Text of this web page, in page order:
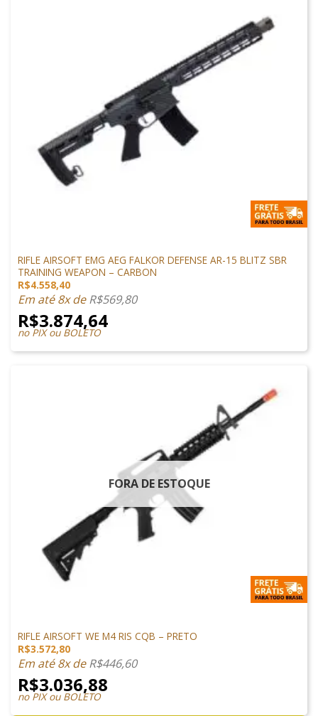
RIFLE AIRSOFT EMG AEG FALKOR DEFENSE AR-15 BLITZ SBR
TRAINING WEAPON – CARBON
R$4.558,40
Em até 8x deR$569,80
R$3.874,64
no PIX ou BOLETO
FORA DE ESTOQUE
RIFLE AIRSOFT WE M4 RIS CQB – PRETO
R$3.572,80
Em até 8x deR$446,60
R$3.036,88
no PIX ou BOLETO